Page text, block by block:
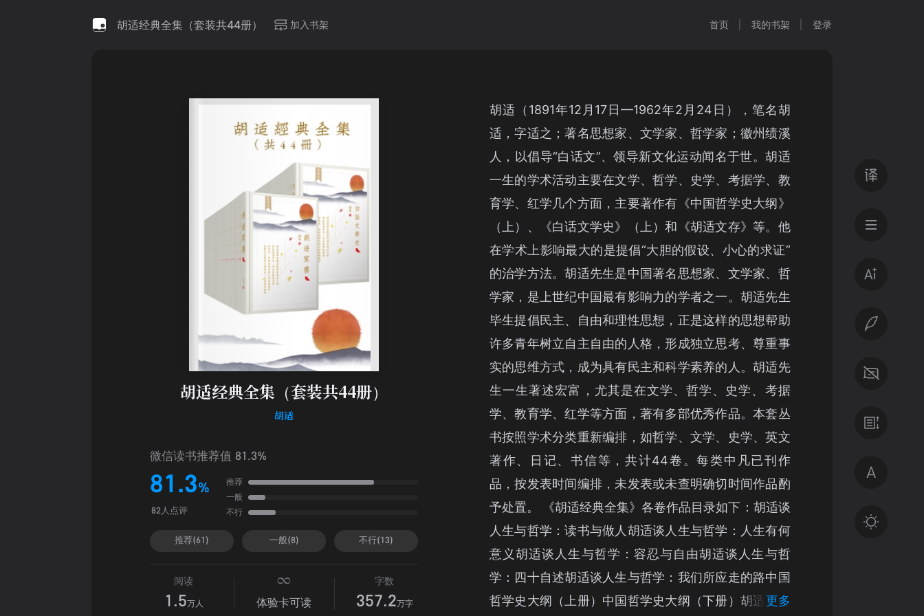
胡适经典全集（套装共44册） 加入书架 首页 我的书架 登录
胡适经典全集（套装共44册）
胡适
微信读书推荐值 81.3%
81.3%
82人点评
推荐
一般
不行
推荐(61) 一般(8) 不行(13)
阅读
1.5万人 体验卡可读
字数
357.2万字
胡适（1891年12月17日—1962年2月24日），笔名胡
适，字适之；著名思想家、文学家、哲学家；徽州绩溪
人，以倡导“白话文”、领导新文化运动闻名于世。胡适
一生的学术活动主要在文学、哲学、史学、考据学、教
育学、红学几个方面，主要著作有《中国哲学史大纲》
（上）、《白话文学史》（上）和《胡适文存》等。他
在学术上影响最大的是提倡“大胆的假设、小心的求证”
的治学方法。胡适先生是中国著名思想家、文学家、哲
学家，是上世纪中国最有影响力的学者之一。胡适先生
毕生提倡民主、自由和理性思想，正是这样的思想帮助
许多青年树立自主自由的人格，形成独立思考、尊重事
实的思维方式，成为具有民主和科学素养的人。胡适先
生一生著述宏富，尤其是在文学、哲学、史学、考据
学、教育学、红学等方面，著有多部优秀作品。本套丛
书按照学术分类重新编排，如哲学、文学、史学、英文
著作、日记、书信等，共计44卷。每类中凡已刊作
品，按发表时间编排，未发表或未查明确切时间作品酌
予处置。 《胡适经典全集》各卷作品目录如下：胡适谈
人生与哲学：读书与做人胡适谈人生与哲学：人生有何
意义胡适谈人生与哲学：容忍与自由胡适谈人生与哲
学：四十自述胡适谈人生与哲学：我们所应走的路中国
哲学史大纲（上册）中国哲学史大纲（下册）胡适留学